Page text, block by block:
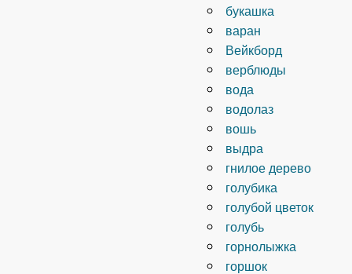
букашка
варан
Вейкборд
верблюды
вода
водолаз
вошь
выдра
гнилое дерево
голубика
голубой цветок
голубь
горнолыжка
горшок